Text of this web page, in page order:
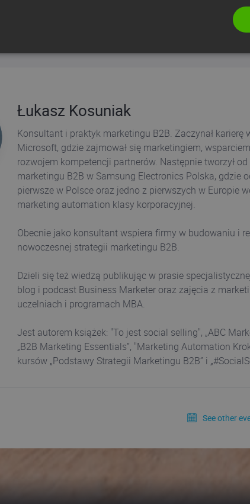
Łukasz Kosuniak
Konsultant i praktyk marketingu B2B. Zaczynał karierę
Microsoft, gdzie zajmował się marketingiem,
rozwojem kompetencji partnerów. Następnie tworzył od
marketingu B2B w Samsung Electronics Polska, gdzie
pierwsze w Polsce oraz jedno z pierwszych w Europie
marketing automation klasy korporacyjnej.
Obecnie jako konsultant wspiera firmy w budowaniu i
nowoczesnej strategii marketingu B2B.
Dzieli się też wiedzą publikując w prasie
blog i podcast Business Marketer oraz zajęcia z
uczelniach i programach MBA.
Jest autorem książek: "To jest social selling", „ABC
„B2B Marketing Essentials”, "Marketing Automation
kursów „Podstawy Strategii Marketingu B2B” i
See other